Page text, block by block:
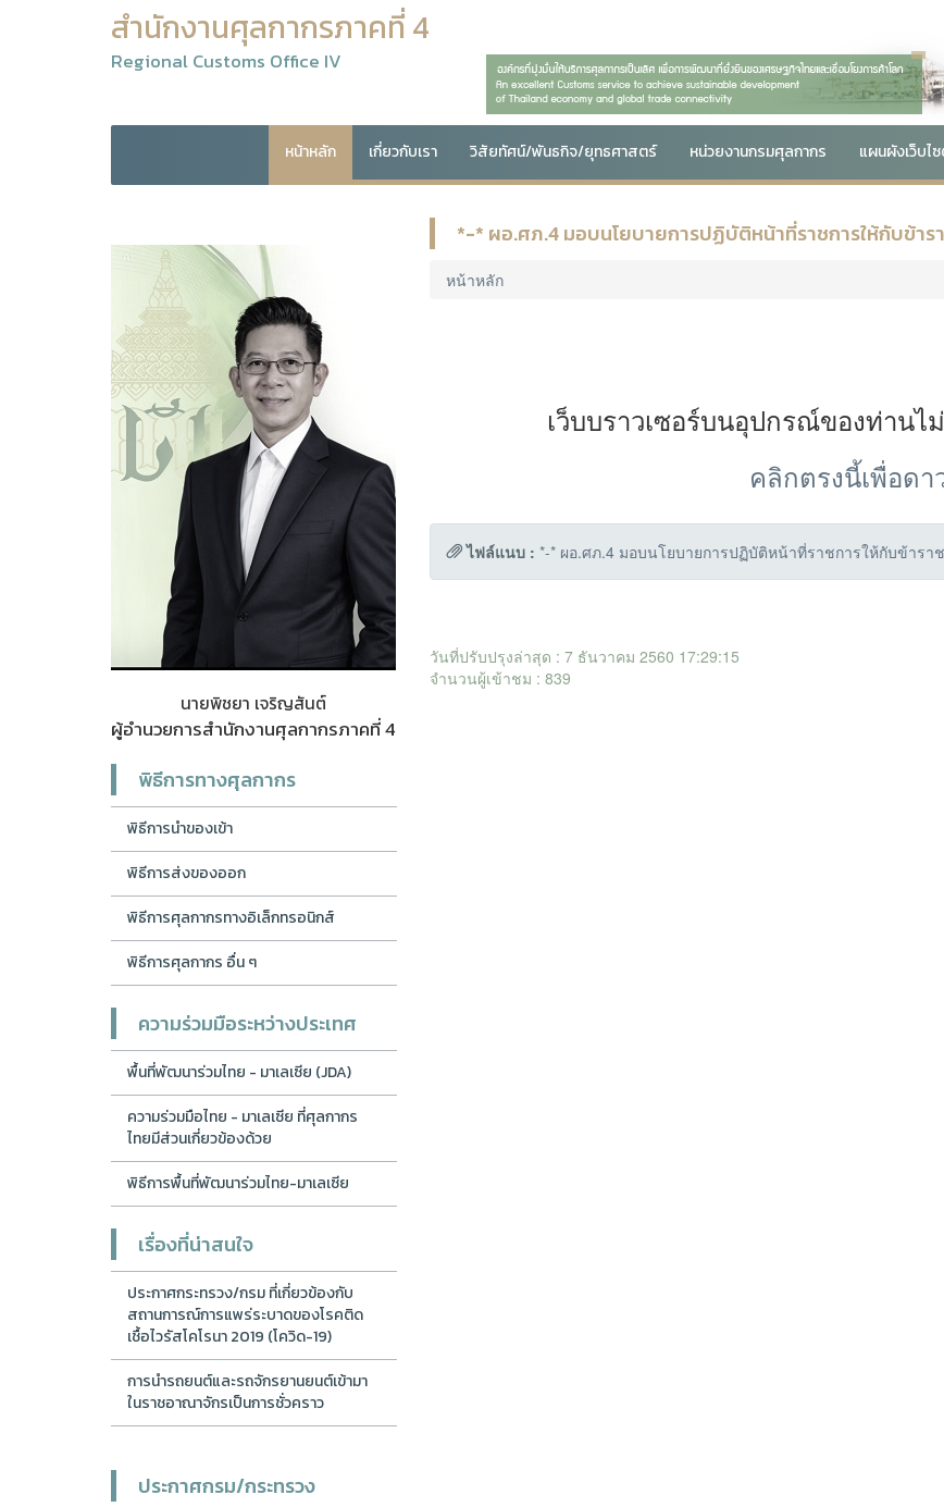
สำนักงานศุลกากรภาคที่ 4
Regional Customs Office IV
หน้าหลัก เกี่ยวกับเรา วิสัยทัศน์/พันธกิจ/ยุทธศาสตร์ หน่วยงานกรมศุลกากร แผนผังเว็บไ
นายพิชยา เจริญสันต์
ผู้อำนวยการสำนักงานศุลกากรภาคที่ 4
พิธีการทางศุลกากร
พิธีการนำของเข้า
พิธีการส่งของออก
พิธีการศุลกากรทางอิเล็กทรอนิกส์
พิธีการศุลกากร อื่น ๆ
ความร่วมมือระหว่างประเทศ
พื้นที่พัฒนาร่วมไทย - มาเลเซีย (JDA)
ความร่วมมือไทย - มาเลเซีย ที่ศุลกากร
ไทยมีส่วนเกี่ยวข้องด้วย
พิธีการพื้นที่พัฒนาร่วมไทย-มาเลเซีย
เรื่องที่น่าสนใจ
ประกาศกระทรวง/กรม ที่เกี่ยวข้องกับ
สถานการณ์การแพร่ระบาดของโรคติด
เชื้อไวรัสโคโรนา 2019 (โควิด-19)
การนำรถยนต์และรถจักรยานยนต์เข้ามา
ในราชอาณาจักรเป็นการชั่วคราว
ประกาศกรม/กระทรวง
*-* ผอ.ศภ.4 มอบนโยบายการปฏิบัติหน้าที่ราชการให้กับข้าร
หน้าหลัก
เว็บบราวเซอร์บนอุปกรณ์ของท่านไ
คลิกตรงนี้เพื่อด
ไฟล์แนบ : *-* ผอ.ศภ.4 มอบนโยบายการปฏิบัติหน้าที่ราชการให้กับข้ารา
วันที่ปรับปรุงล่าสุด : 7 ธันวาคม 2560 17:29:15
จำนวนผู้เข้าชม : 839